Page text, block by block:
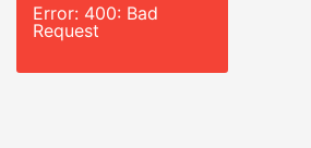
Error: 400: Bad
Request